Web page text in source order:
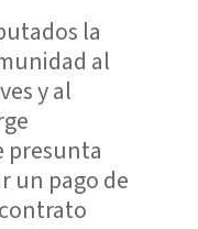
la
al
y al
presunta
un pago de